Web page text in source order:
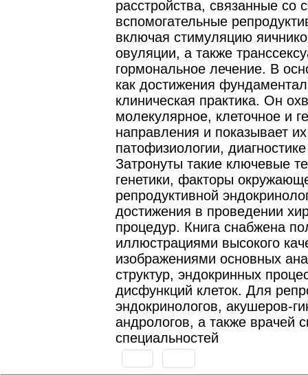
расстройства, связанные со
вспомогательные
включая стимуляцию
овуляции, а также
гормональное лечение. В
как достижения
клиническая практика. Он
молекулярное, клеточное и
направления и показывает
патофизиологии,
Затронуты такие ключевые
генетики, факторы
репродуктивной
достижения в проведении
процедур. Книга снабжена
иллюстрациями высокого
изображениями основных
структур, эндокринных
дисфункций клеток. Для
эндокринологов, акушеров-
андрологов, а также врачей
специальностей